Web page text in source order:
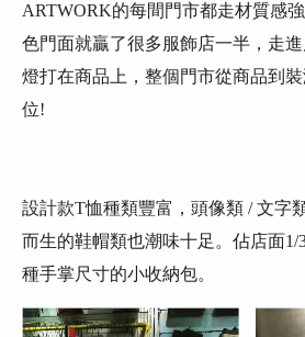
ARTWORK的每間門市都走材質感
色門面就贏了很多服飾店一半，走
燈打在商品上，整個門市從商品到
位!
設計款T恤種類豐富，頭像類 / 文字
而生的鞋帽類也潮味十足。佔店面1/
種手掌尺寸的小收納包。